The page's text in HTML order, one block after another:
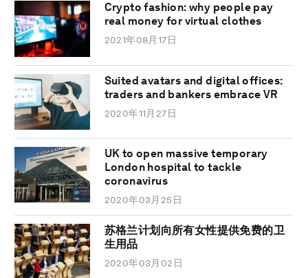
Crypto fashion: why people pay
real money for virtual clothes
2021年08月17日
Suited avatars and digital offices:
traders and bankers embrace VR
2020年11月27日
UK to open massive temporary
London hospital to tackle
coronavirus
2020年03月25日
苏格兰计划向所有女性提供免费的卫
生用品
2020年03月02日